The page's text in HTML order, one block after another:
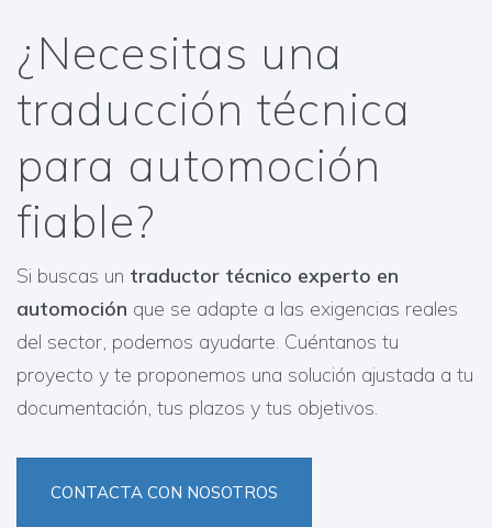
¿Necesitas una
traducción técnica
para automoción
fiable?
Si buscas un traductor técnico experto en
automoción que se adapte a las exigencias reales
del sector, podemos ayudarte. Cuéntanos tu
proyecto y te proponemos una solución ajustada a tu
documentación, tus plazos y tus objetivos.
CONTACTA CON NOSOTROS